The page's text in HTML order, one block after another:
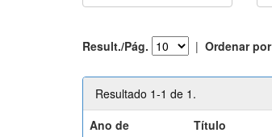
Result./Pág. | Ordenar por
Resultado 1-1 de 1.
Ano de
Título